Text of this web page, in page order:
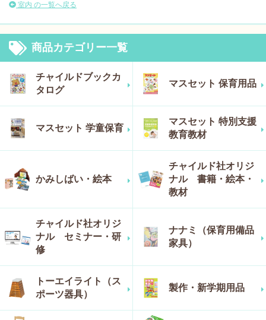
室内 の一覧へ戻る
商品カテゴリー一覧
チャイルドブックカ
タログ
マスセット 保育用品
マスセット 学童保育
マスセット 特別支援
教育教材
かみしばい・絵本
チャイルド社オリジ
ナル 書籍・絵本・
教材
チャイルド社オリジ
ナル セミナー・研
修
ナナミ（保育用備品
家具）
トーエイライト（ス
ポーツ器具）
製作・新学期用品